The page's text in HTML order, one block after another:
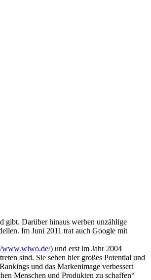
gibt. Darüber hinaus werben unzählige
Im Juni 2011 trat auch Google mit
www.wiwo.de/) und erst im Jahr 2004
sind. Sie sehen hier großes Potential und
und das Markenimage verbessert
Menschen und Produkten zu schaffen“